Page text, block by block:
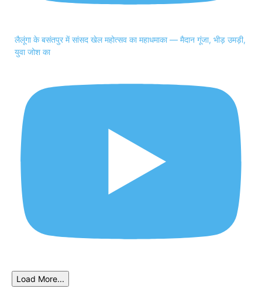
लैलूंगा के बसंतपुर में सांसद खेल महोत्सव का महाधमाका — मैदान गूंजा, भीड़ उमड़ी,
युवा जोश का
Load More...